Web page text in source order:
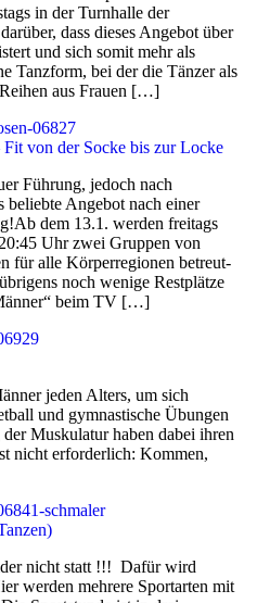
in der Turnhalle der
dass dieses Angebot über
und sich somit mehr als
Tanzform, bei der die Tänzer als
aus Frauen […]
von der Socke bis zur Locke
Führung, jedoch nach
beliebte Angebot nach einer
dem 13.1. werden freitags
Uhr zwei Gruppen von
für alle Körperregionen betreut-
noch wenige Restplätze
beim TV […]
jeden Alters, um sich
und gymnastische Übungen
Muskulatur haben dabei ihren
nicht erforderlich: Kommen,
nicht statt !!! Dafür wird
werden mehrere Sportarten mit